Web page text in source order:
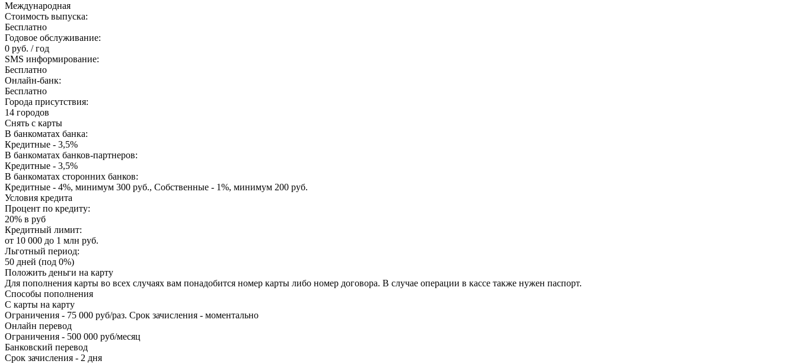
Международная
Стоимость выпуска:
Бесплатно
Годовое обслуживание:
0 руб. / год
SMS информирование:
Бесплатно
Онлайн-банк:
Бесплатно
Города присутствия:
14 городов
Снять с карты
В банкоматах банка:
Кредитные - 3,5%
В банкоматах банков-партнеров:
Кредитные - 3,5%
В банкоматах сторонних банков:
Кредитные - 4%, минимум 300 руб., Собственные - 1%, минимум 200 руб.
Условия кредита
Процент по кредиту:
20% в руб
Кредитный лимит:
от 10 000 до 1 млн руб.
Льготный период:
50 дней (под 0%)
Положить деньги на карту
Для пополнения карты во всех случаях вам понадобится номер карты либо номер договора. В случае операции в кассе также нужен паспорт.
Способы пополнения
С карты на карту
Ограничения - 75 000 руб/раз. Срок зачисления - моментально
Онлайн перевод
Ограничения - 500 000 руб/месяц
Банковский перевод
Срок зачисления - 2 дня